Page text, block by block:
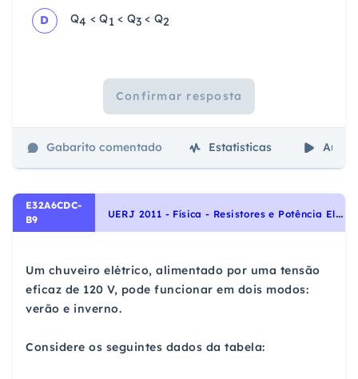
D Q4 < Q1 < Q3 < Q2
Confirmar resposta
Gabarito comentado Estatísticas Aulas
E32A6CDC-
B9
U
ERJ 2011 - Física - Resistores e Potência Elétrica, Circuitos Elétricos e Leis de Kirchhoff, Eletricidade
Um chuveiro elétrico, alimentado por uma tensão
eficaz de 120 V, pode funcionar em dois modos:
verão e inverno.
Considere os seguintes dados da tabela: